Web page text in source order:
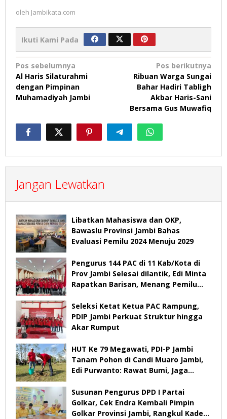
oleh Jambikata.com
Ikuti Kami Pada
Navigasi
pos
Pos sebelumnya
Al Haris Silaturahmi
dengan Pimpinan
Muhamadiyah Jambi
Pos berikutnya
Ribuan Warga Sungai
Bahar Hadiri Tabligh
Akbar Haris-Sani
Bersama Gus Muwafiq
Jangan Lewatkan
Libatkan Mahasiswa dan OKP,
Bawaslu Provinsi Jambi Bahas
Evaluasi Pemilu 2024 Menuju 2029
Pengurus 144 PAC di 11 Kab/Kota di
Prov Jambi Selesai dilantik, Edi Minta
Rapatkan Barisan, Menang Pemilu
Seleksi Ketat Ketua PAC Rampung,
PDIP Jambi Perkuat Struktur hingga
Akar Rumput
HUT Ke 79 Megawati, PDI-P Jambi
Tanam Pohon di Candi Muaro Jambi,
Edi Purwanto: Rawat Bumi, Jaga
Susunan Pengurus DPD I Partai
Golkar, Cek Endra Kembali Pimpin
Golkar Provinsi Jambi, Rangkul Kader